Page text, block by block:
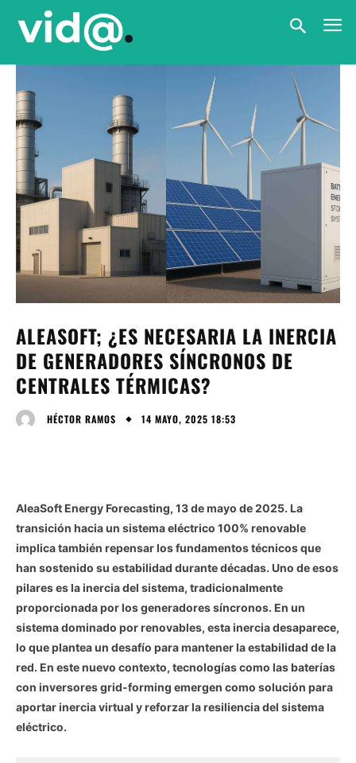
ALEASOFT; ¿ES NECESARIA LA INERCIA
DE GENERADORES SÍNCRONOS DE
CENTRALES TÉRMICAS?
HÉCTOR RAMOS 14 MAYO, 2025 18:53
AleaSoft Energy Forecasting, 13 de mayo de 2025. La
transición hacia un sistema eléctrico 100% renovable
implica también repensar los fundamentos técnicos que
han sostenido su estabilidad durante décadas. Uno de esos
pilares es la inercia del sistema, tradicionalmente
proporcionada por los generadores síncronos. En un
sistema dominado por renovables, esta inercia desaparece,
lo que plantea un desafío para mantener la estabilidad de la
red. En este nuevo contexto, tecnologías como las baterías
con inversores grid-forming emergen como solución para
aportar inercia virtual y reforzar la resiliencia del sistema
eléctrico.